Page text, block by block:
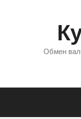
Обмен